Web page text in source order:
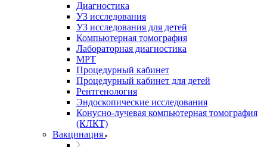
Диагностика
УЗ исследования
УЗ исследования для детей
Компьютерная томография
Лабораторная диагностика
МРТ
Процедурный кабинет
Процедурный кабинет для детей
Рентгенология
Эндоскопические исследования
Конусно-лучевая компьютерная томография
(КЛКТ)
Вакцинация